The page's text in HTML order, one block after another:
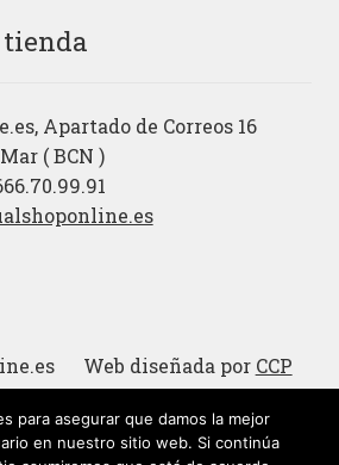
Apartado de Correos 16
( BCN )
Web diseñada por CCP
para asegurar que damos la mejor
en nuestro sitio web. Si continúa